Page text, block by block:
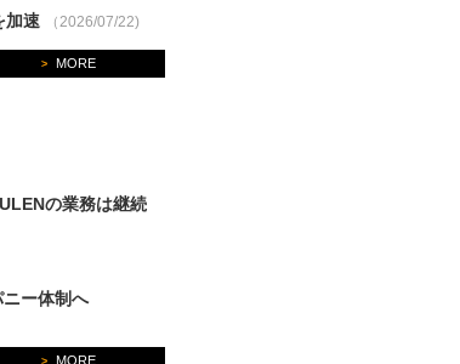
加速 （2026/07/22)
> MORE
の業務は継続
ー体制へ
MORE